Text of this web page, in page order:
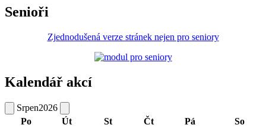
Senioři
Zjednodušená verze stránek nejen pro seniory
Kalendář akcí
Srpen2026
Po
Út St Čt Pá So